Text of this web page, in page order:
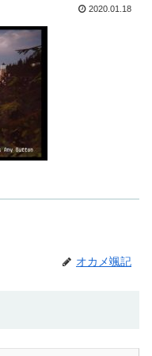
2020.01.18
オカメ颯記